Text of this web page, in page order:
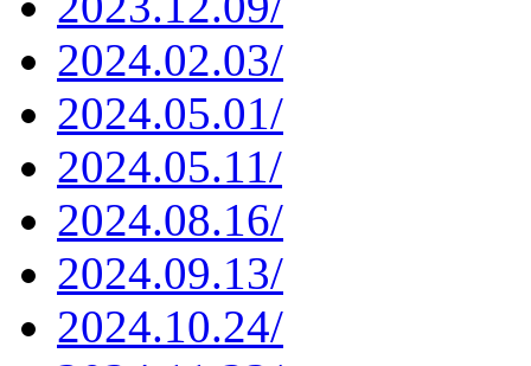
2024.02.03/
2024.05.01/
2024.05.11/
2024.08.16/
2024.09.13/
2024.10.24/